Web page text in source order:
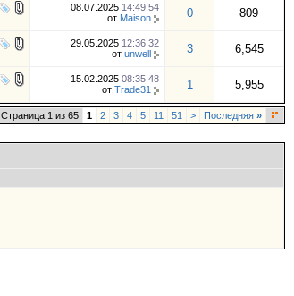
08.07.2025 14:49:54
от Maison 0 809
29.05.2025 12:36:32
от unwell 3 6,545
15.02.2025 08:35:48
от Trade31 1 5,955
Страница 1 из 65 1 2 3 4 5 11 51 > Последняя »